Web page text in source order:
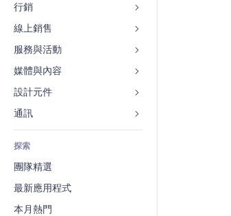
行銷
廣告
行動裝置
分析
社交
發佈網站
電子郵件
轉換率
線上銷售
商店應用程式
出貨與送貨
付款按鈕
網路課程
會計
優惠券與酬賓計劃
倉儲解決方案
廠商直送
服務與活動
旅館
活動
餐廳
不動產
預訂
媒體與內容
圖庫
音樂
Podcast
相片
影片
PDF
檔案分享
設計元件
地圖與導航
隱私與安全性
時鐘
網頁範本
圖片效果
按鈕與選單
表單
部落格
投票
聊天
留言
探索
團隊精選
最新應用程式
本月熱門